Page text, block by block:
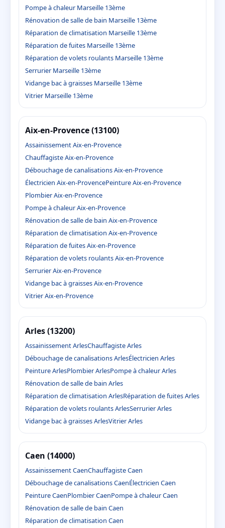
Pompe à chaleur Marseille 13ème
Rénovation de salle de bain Marseille 13ème
Réparation de climatisation Marseille 13ème
Réparation de fuites Marseille 13ème
Réparation de volets roulants Marseille 13ème
Serrurier Marseille 13ème
Vidange bac à graisses Marseille 13ème
Vitrier Marseille 13ème
Aix-en-Provence (13100)
Assainissement Aix-en-Provence
Chauffagiste Aix-en-Provence
Débouchage de canalisations Aix-en-Provence
Électricien Aix-en-ProvencePeinture Aix-en-Provence
Plombier Aix-en-Provence
Pompe à chaleur Aix-en-Provence
Rénovation de salle de bain Aix-en-Provence
Réparation de climatisation Aix-en-Provence
Réparation de fuites Aix-en-Provence
Réparation de volets roulants Aix-en-Provence
Serrurier Aix-en-Provence
Vidange bac à graisses Aix-en-Provence
Vitrier Aix-en-Provence
Arles (13200)
Assainissement ArlesChauffagiste Arles
Débouchage de canalisations ArlesÉlectricien Arles
Peinture ArlesPlombier ArlesPompe à chaleur Arles
Rénovation de salle de bain Arles
Réparation de climatisation ArlesRéparation de fuites Arles
Réparation de volets roulants ArlesSerrurier Arles
Vidange bac à graisses ArlesVitrier Arles
Caen (14000)
Assainissement CaenChauffagiste Caen
Débouchage de canalisations CaenÉlectricien Caen
Peinture CaenPlombier CaenPompe à chaleur Caen
Rénovation de salle de bain Caen
Réparation de climatisation Caen